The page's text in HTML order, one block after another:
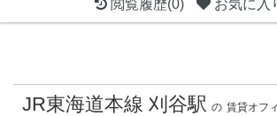
閲覧履歴(0) お気に入
JR東海道本線 刈谷駅 の 賃貸オフ